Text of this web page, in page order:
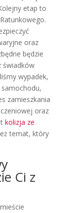
etap to
oraz
będzie
świadków
wypadek,
zamieszkania
oraz
kolizja ze
temat, który
Ci z